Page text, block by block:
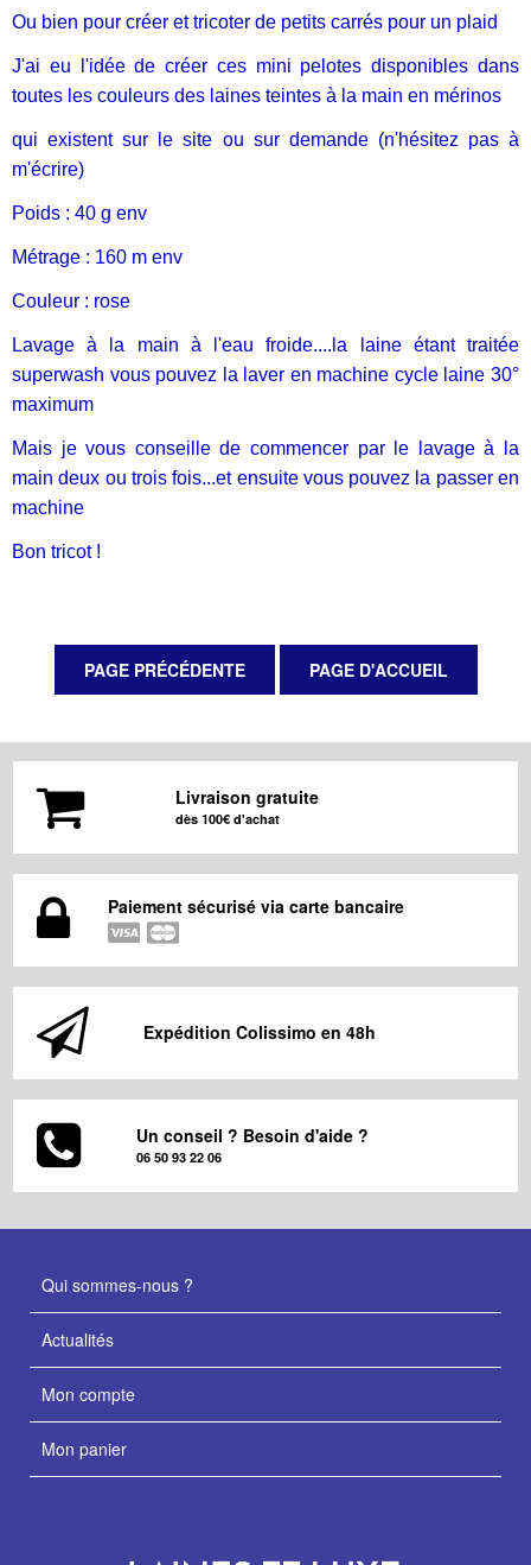
Ou bien pour créer et tricoter de petits carrés pour un plaid
J'ai eu l'idée de créer ces mini pelotes disponibles dans
toutes les couleurs des laines teintes à la main en mérinos
qui existent sur le site ou sur demande (n'hésitez pas à
m'écrire)
Poids : 40 g env
Métrage : 160 m env
Couleur : rose
Lavage à la main à l'eau froide....la laine étant traitée
superwash vous pouvez la laver en machine cycle laine 30°
maximum
Mais je vous conseille de commencer par le lavage à la
main deux ou trois fois...et ensuite vous pouvez la passer en
machine
Bon tricot !
Livraison gratuite
dès 100€ d'achat
Paiement sécurisé via carte bancaire
Expédition Colissimo en 48h
Un conseil ? Besoin d'aide ?
06 50 93 22 06
Qui sommes-nous ?
Actualités
Mon compte
Mon panier